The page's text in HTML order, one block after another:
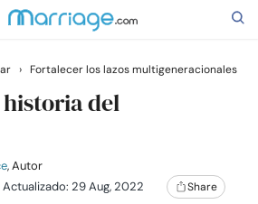
› Fortalecer los lazos multigeneracionales
del
, Autor
Actualizado: 29 Aug, 2022 Share